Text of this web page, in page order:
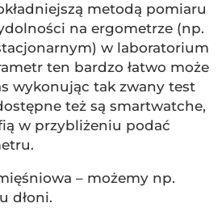
metodą pomiaru
na ergometrze (np.
w laboratorium
ten bardzo łatwo może
wykonując tak zwany test
też są smartwatche,
w przybliżeniu podać
– możemy np.
dłoni.